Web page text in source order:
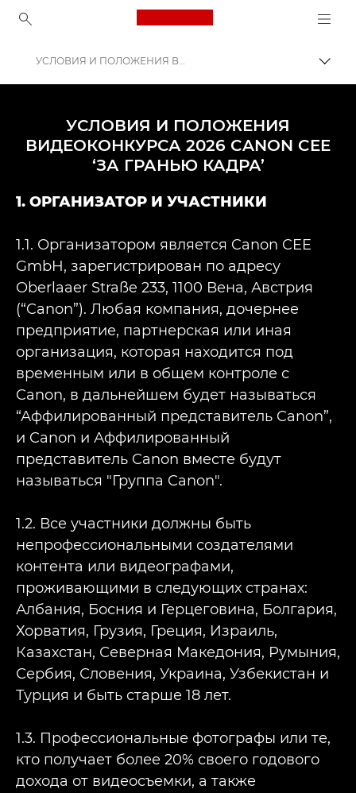
Canon Logo, back to
Участвуйте: кампании и программы
ЗА ГРАНЬЮ КАДРА
УСЛОВИЯ И ПОЛОЖЕНИЯ ВИДЕОКОНКУРСА 2026 CANON CEE ‘ЗА ГРАНЬЮ КАДРА’
УСЛОВИЯ И ПОЛОЖЕНИЯ
ВИДЕОКОНКУРСА 2026 CANON CEE
‘ЗА ГРАНЬЮ КАДРА’
1. ОРГАНИЗАТОР И УЧАСТНИКИ
1.1. Организатором является Canon CEE
GmbH, зарегистрирован по адресу
Oberlaaer Straße 233, 1100 Вена, Австрия
(“Canon”). Любая компания, дочернее
предприятие, партнерская или иная
организация, которая находится под
временным или в общем контроле с
Canon, в дальнейшем будет называться
“Аффилированный представитель Canon”,
и Canon и Аффилированный
представитель Canon вместе будут
называться "Группа Canon".
1.2. Все участники должны быть
непрофессиональными создателями
контента или видеографами,
проживающими в следующих странах:
Албания, Босния и Герцеговина, Болгария,
Хорватия, Грузия, Греция, Израиль,
Казахстан, Северная Македония, Румыния,
Сербия, Словения, Украина, Узбекистан и
Турция и быть старше 18 лет.
1.3. Профессиональные фотографы или те,
кто получает более 20% своего годового
дохода от видеосъемки, а также